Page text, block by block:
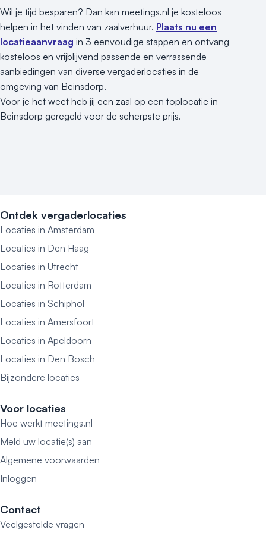
Wil je tijd besparen? Dan kan meetings.nl je kosteloos
helpen in het vinden van zaalverhuur. Plaats nu een
locatieaanvraag in 3 eenvoudige stappen en ontvang
kosteloos en vrijblijvend passende en verrassende
aanbiedingen van diverse vergaderlocaties in de
omgeving van Beinsdorp.
Voor je het weet heb jij een zaal op een toplocatie in
Beinsdorp geregeld voor de scherpste prijs.
Ontdek vergaderlocaties
Locaties in Amsterdam
Locaties in Den Haag
Locaties in Utrecht
Locaties in Rotterdam
Locaties in Schiphol
Locaties in Amersfoort
Locaties in Apeldoorn
Locaties in Den Bosch
Bijzondere locaties
Voor locaties
Hoe werkt meetings.nl
Meld uw locatie(s) aan
Algemene voorwaarden
Inloggen
Contact
Veelgestelde vragen